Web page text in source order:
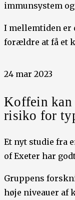
immunsystem
I mellemtiden er
forældre at få et
24 mar 2023
Koffein kan
risiko for
Et nyt studie fra
of Exeter har
Gruppens
høje niveauer af